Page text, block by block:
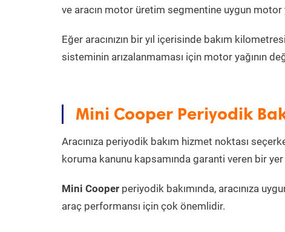
ve aracın motor üretim segmentine uygun motor
Eğer aracınızın bir yıl içerisinde bakım
sisteminin arızalanmaması için motor yağının
Mini Cooper Periyodik
Aracınıza periyodik bakım hizmet noktası
koruma kanunu kapsamında garanti veren bir
Mini Cooper periyodik bakımında, aracınıza
araç performansı için çok önemlidir.